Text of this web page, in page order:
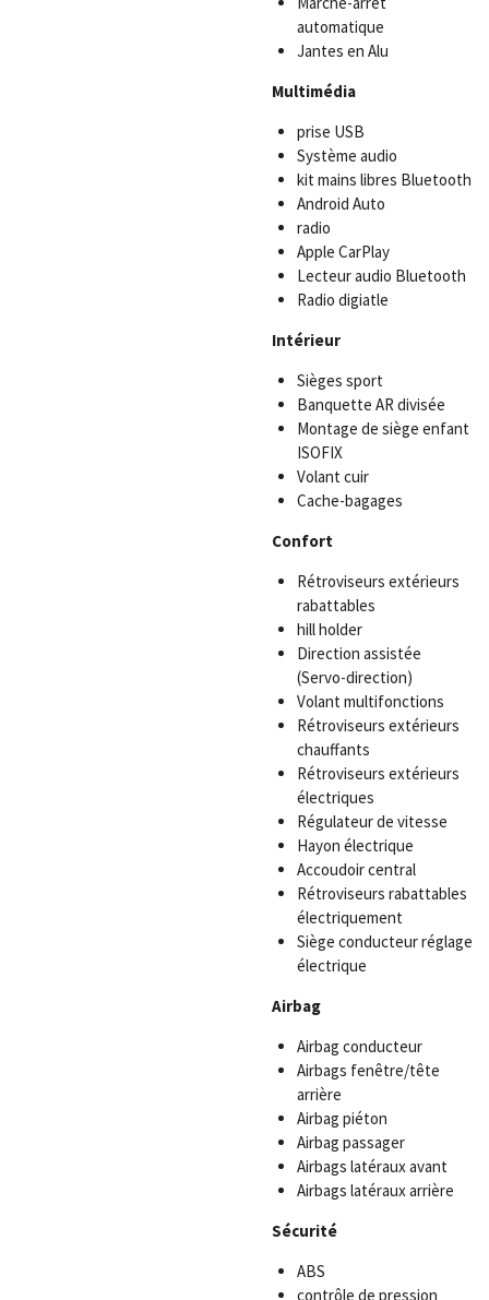
automatique
Jantes en Alu
Multimédia
prise USB
Système audio
kit mains libres Bluetooth
Android Auto
radio
Apple CarPlay
Lecteur audio Bluetooth
Radio digiatle
Intérieur
Sièges sport
Banquette AR divisée
Montage de siège enfant
ISOFIX
Volant cuir
Cache-bagages
Confort
Rétroviseurs extérieurs
rabattables
hill holder
Direction assistée
(Servo-direction)
Volant multifonctions
Rétroviseurs extérieurs
chauffants
Rétroviseurs extérieurs
électriques
Régulateur de vitesse
Hayon électrique
Accoudoir central
Rétroviseurs rabattables
électriquement
Siège conducteur réglage
électrique
Airbag
Airbag conducteur
Airbags fenêtre/tête
arrière
Airbag piéton
Airbag passager
Airbags latéraux avant
Airbags latéraux arrière
Sécurité
ABS
contrôle de pression